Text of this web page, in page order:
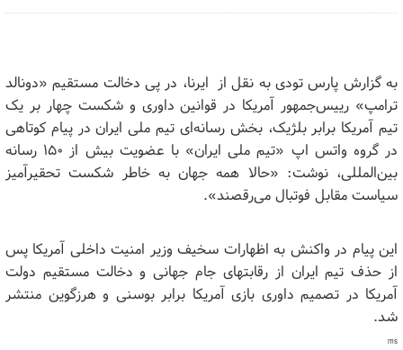
به گزارش پارس تودی به نقل از ایرنا، در پی دخالت مستقیم «دونالد
ترامپ» رییس‌جمهور آمریکا در قوانین داوری و شکست چهار بر یک
تیم آمریکا برابر بلژیک، بخش رسانه‌ای تیم ملی ایران در پیام کوتاهی
در گروه واتس اپ «تیم ملی ایران» با عضویت بیش از ١۵٠ رسانه
بین‌المللی، نوشت: «حالا همه جهان به خاطر شکست تحقیرآمیز
سیاست مقابل فوتبال می‌رقصند».
این پیام در واکنش به اظهارات سخیف وزیر امنیت داخلی آمریکا پس
از حذف تیم ایران از رقابتهای جام جهانی و دخالت مستقیم دولت
آمریکا در تصمیم داوری بازی آمریکا برابر بوسنی و هرزگوین منتشر
شد.
ms